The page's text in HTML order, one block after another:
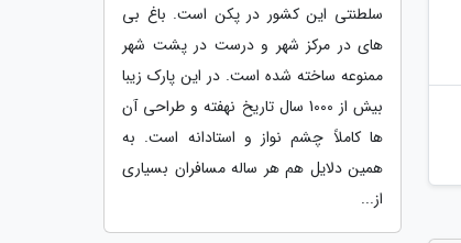
سلطنتی این کشور در پکن است. باغ بی
های در مرکز شهر و درست در پشت شهر
ممنوعه ساخته شده است. در این پارک زیبا
بیش از 1000 سال تاریخ نهفته و طراحی آن
ها کاملاً چشم نواز و استادانه است. به
همین دلایل هم هر ساله مسافران بسیاری
از...